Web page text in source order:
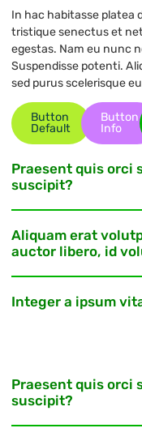
In hac habitasse platea
tristique senectus et
egestas. Nam eu nunc
Suspendisse potenti.
sed purus scelerisque
Button
Default
Button
Info
Praesent quis orci
suscipit?
Aliquam erat
auctor libero, id
Integer a ipsum
Praesent quis orci
suscipit?